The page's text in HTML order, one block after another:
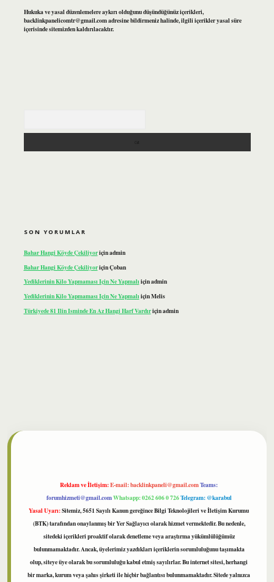
Hukuka ve yasal düzenlemelere aykırı olduğunu düşündüğünüz içerikleri,
backlinkpanelicomtr@gmail.comadresine bildirmeniz halinde, ilgili içerikler yasal süre
içerisinde sitemizden kaldırılacaktır.
SON YORUMLAR
Bahar Hangi Köyde Çekiliyoriçinadmin
Bahar Hangi Köyde ÇekiliyoriçinÇoban
Yediklerinin Kilo Yapmaması Için Ne Yapmalıiçinadmin
Yediklerinin Kilo Yapmaması Için Ne YapmalıiçinMelis
Türkiyede 81 Ilin Isminde En Az Hangi Harf Vardıriçinadmin
Reklam ve İletişim:E-mail:backlinkpaneli@gmail.comTeams:
forumhizmeti@gmail.comWhatsapp: 0262 606 0 726Telegram: @karabul
Yasal Uyarı:Sitemiz, 5651 Sayılı Kanun gereğince Bilgi Teknolojileri ve İletişim Kurumu
(BTK) tarafından onaylanmış bir Yer Sağlayıcı olarak hizmet vermektedir. Bu nedenle,
sitedeki içerikleri proaktif olarak denetleme veya araştırma yükümlülüğümüz
bulunmamaktadır. Ancak, üyelerimiz yazdıkları içeriklerin sorumluluğunu taşımakta
olup, siteye üye olarak bu sorumluluğu kabul etmiş sayılırlar. Bu internet sitesi, herhangi
bir marka, kurum veya şahıs şirketi ile hiçbir bağlantısı bulunmamaktadır. Sitede yalnızca